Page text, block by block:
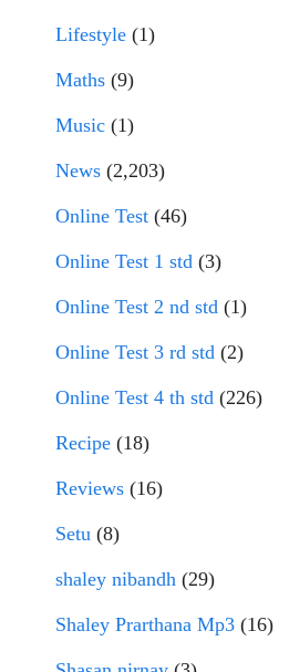
Lifestyle (1)
Maths (9)
Music (1)
News (2,203)
Online Test (46)
Online Test 1 std (3)
Online Test 2 nd std (1)
Online Test 3 rd std (2)
Online Test 4 th std (226)
Recipe (18)
Reviews (16)
Setu (8)
shaley nibandh (29)
Shaley Prarthana Mp3 (16)